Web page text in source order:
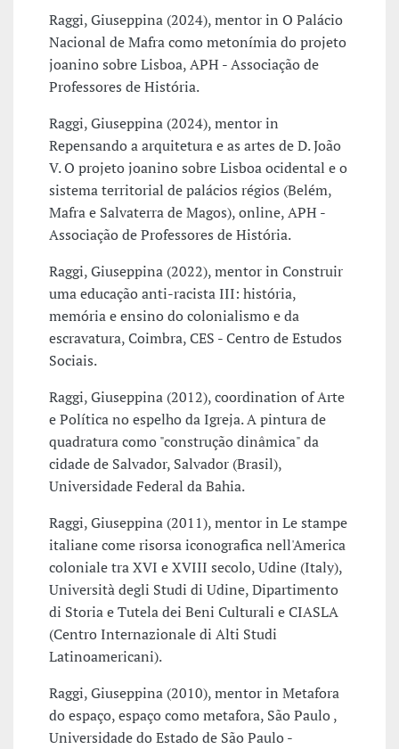
Raggi, Giuseppina (2024), mentor in O Palácio
Nacional de Mafra como metonímia do projeto
joanino sobre Lisboa, APH - Associação de
Professores de História.
Raggi, Giuseppina (2024), mentor in
Repensando a arquitetura e as artes de D. João
V. O projeto joanino sobre Lisboa ocidental e o
sistema territorial de palácios régios (Belém,
Mafra e Salvaterra de Magos), online, APH -
Associação de Professores de História.
Raggi, Giuseppina (2022), mentor in Construir
uma educação anti-racista III: história,
memória e ensino do colonialismo e da
escravatura, Coimbra, CES - Centro de Estudos
Sociais.
Raggi, Giuseppina (2012), coordination of Arte
e Política no espelho da Igreja. A pintura de
quadratura como "construção dinâmica" da
cidade de Salvador, Salvador (Brasil),
Universidade Federal da Bahia.
Raggi, Giuseppina (2011), mentor in Le stampe
italiane come risorsa iconografica nell'America
coloniale tra XVI e XVIII secolo, Udine (Italy),
Università degli Studi di Udine, Dipartimento
di Storia e Tutela dei Beni Culturali e CIASLA
(Centro Internazionale di Alti Studi
Latinoamericani).
Raggi, Giuseppina (2010), mentor in Metafora
do espaço, espaço como metafora, São Paulo ,
Universidade do Estado de São Paulo -